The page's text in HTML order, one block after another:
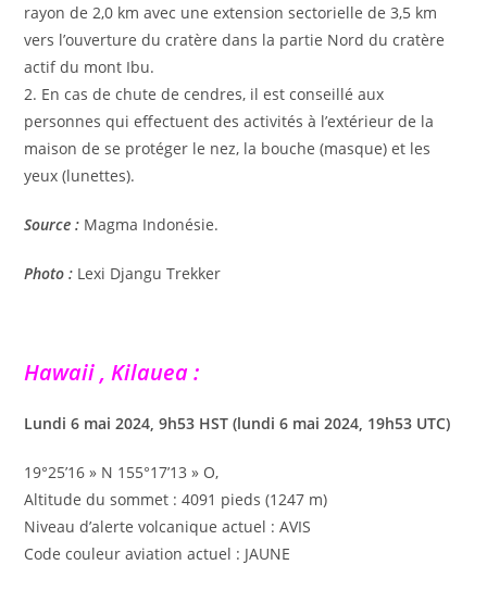
rayon de 2,0 km avec une extension sectorielle de 3,5 km
vers l’ouverture du cratère dans la partie Nord du cratère
actif du mont Ibu.
2. En cas de chute de cendres, il est conseillé aux
personnes qui effectuent des activités à l’extérieur de la
maison de se protéger le nez, la bouche (masque) et les
yeux (lunettes).
Source : Magma Indonésie.
Photo : Lexi Djangu Trekker
Hawaii , Kilauea :
Lundi 6 mai 2024, 9h53 HST (lundi 6 mai 2024, 19h53 UTC)
19°25’16 » N 155°17’13 » O,
Altitude du sommet : 4091 pieds (1247 m)
Niveau d’alerte volcanique actuel : AVIS
Code couleur aviation actuel : JAUNE